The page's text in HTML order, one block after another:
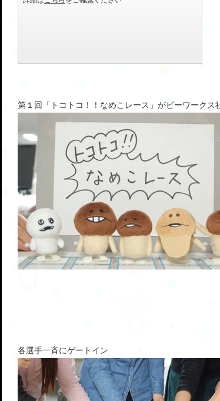
第１回「トコトコ！！なめこレース」がビーワークス
各選手一斉にゲートイン